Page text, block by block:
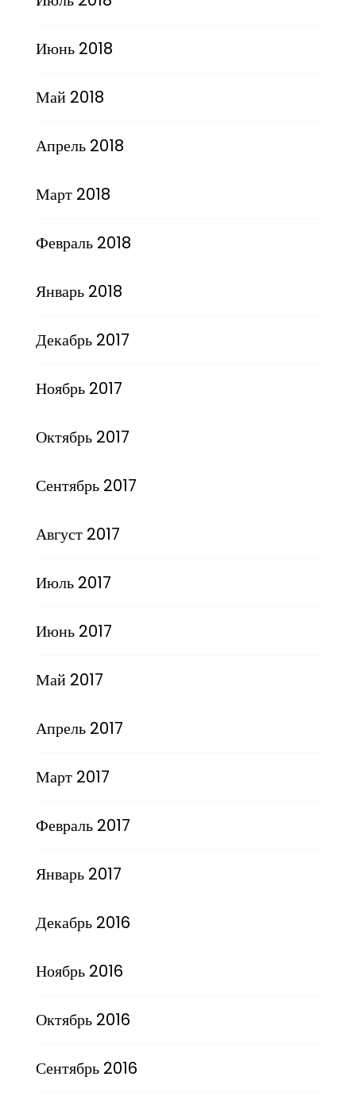
Июнь 2018
Май 2018
Апрель 2018
Март 2018
Февраль 2018
Январь 2018
Декабрь 2017
Ноябрь 2017
Октябрь 2017
Сентябрь 2017
Август 2017
Июль 2017
Июнь 2017
Май 2017
Апрель 2017
Март 2017
Февраль 2017
Январь 2017
Декабрь 2016
Ноябрь 2016
Октябрь 2016
Сентябрь 2016